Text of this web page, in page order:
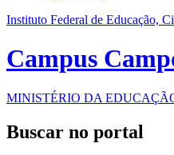
Instituto Federal de Educação,
Campus
MINISTÉRIO DA
Buscar no portal